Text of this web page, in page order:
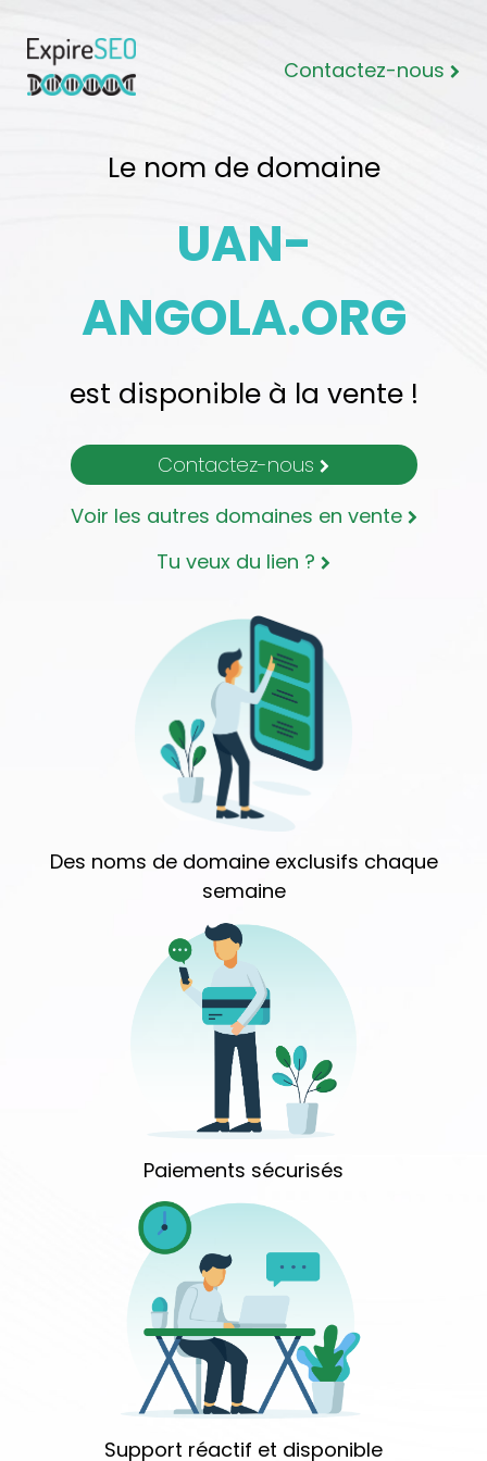
Contactez-nous
Le nom de domaine
UAN-
ANGOLA.ORG
est disponible à la vente !
Contactez-nous
Voir les autres domaines en vente
Tu veux du lien ?
Des noms de domaine exclusifs chaque
semaine
Paiements sécurisés
Support réactif et disponible